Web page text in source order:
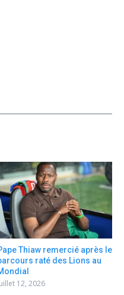
Thiaw remercié après le
raté des Lions au
12, 2026